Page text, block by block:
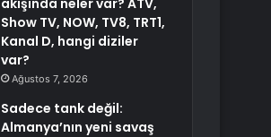
akışında neler var? ATV,
Show TV, NOW, TV8, TRT1,
Kanal D, hangi diziler
var?
Ağustos 7, 2026
Sadece tank değil:
Almanya’nın yeni savaş